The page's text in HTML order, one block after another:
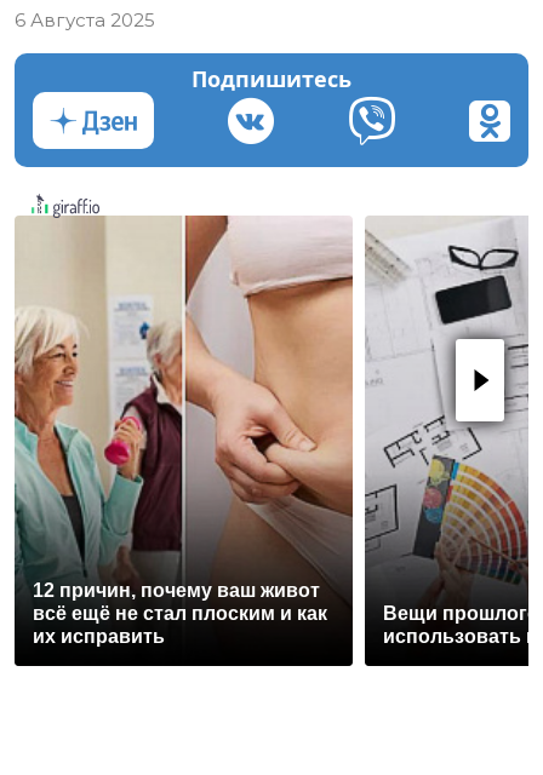
6 Августа 2025
Подпишитесь
12 причин, почему ваш живот
всё ещё не стал плоским и как
их исправить
Вещи прошлого
использовать